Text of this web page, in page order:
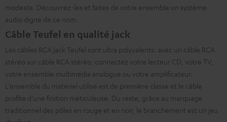
modeste. Découvrez-les et faites de votre ensemble un système
audio digne de ce nom.
Câble Teufel en qualité jack
Les câbles RCA jack Teufel sont ultra polyvalents: avec un câble RCA
stéréo sur câble RCA stéréo, connectez votre lecteur CD, votre TV,
votre ensemble multimédia analogue ou votre amplificateur.
L’ensemble du matériel utilisé est de première classe et le câble
profite d’une finition méticuleuse. Du reste, grâce au marquage
traditionnel des pôles en rouge et en noir, le branchement est un jeu